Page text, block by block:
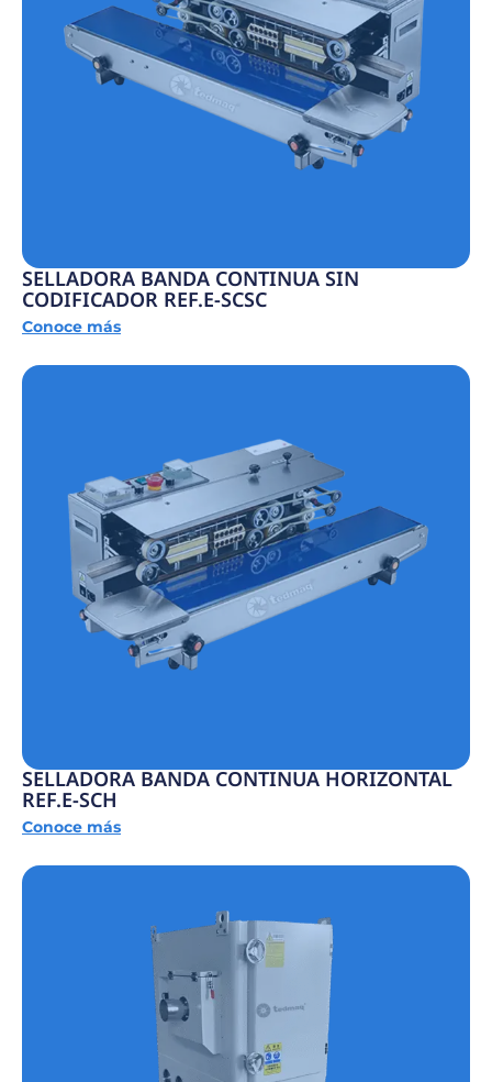
SELLADORA BANDA CONTINUA SIN
CODIFICADOR REF.E-SCSC
Conoce más
SELLADORA BANDA CONTINUA HORIZONTAL
REF.E-SCH
Conoce más